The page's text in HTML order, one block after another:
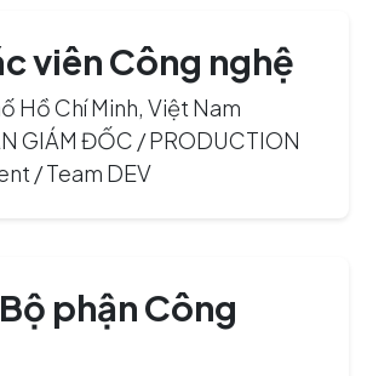
viên Công nghệ
Hồ Chí Minh,Việt Nam
GIÁM ĐỐC / PRODUCTION
/ Team DEV
phận Công